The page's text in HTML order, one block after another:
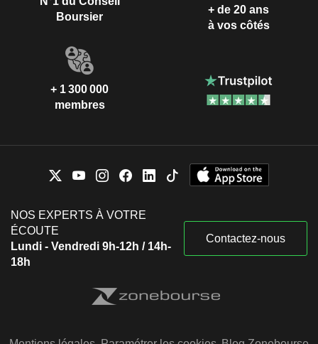
Boursier
+ de 20 ans
à vos côtés
+ 1 300 000
membres
NOS EXPERTS À VOTRE
ÉCOUTE
Lundi - Vendredi 9h-12h / 14h-
18h
Contactez-nous